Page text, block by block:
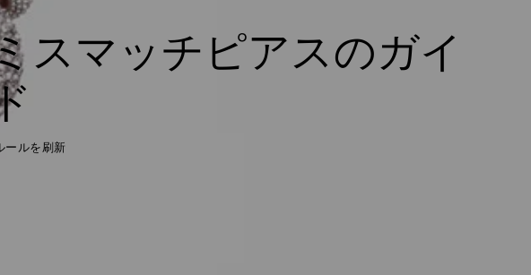
スマッチピアスのガイ
ールを刷新